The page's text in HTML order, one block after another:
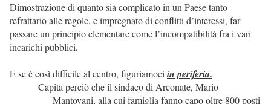
Dimostrazione di quanto sia complicato in un Paese tanto
refrattario alle regole, e impregnato di conflitti d’interessi, far
passare un principio elementare come l’incompatibilità fra i vari
incarichi pubblici.
E se è così difficile al centro, figuriamoci in periferia.
Capita perciò che il sindaco di Arconate, Mario
Mantovani, alla cui famiglia fanno capo oltre 800 posti